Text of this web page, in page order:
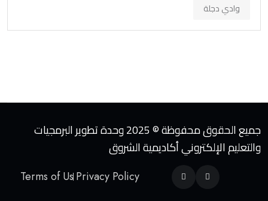
وادي دجلة
جميع الحقوق محفوظة © 2025 وحدة تطوير البرمجيات
والتعليم الإلكتروني أكاديمية الشروق
Terms of UsPrivacy Policy